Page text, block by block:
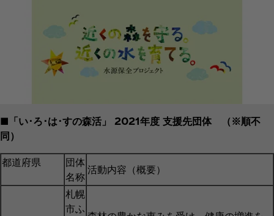
■「い･ろ･は･すの森活」 2021年度 支援先団体 （※順不
同）
都道府県
団体
名称
活動内容（概要）
札幌
市ふ